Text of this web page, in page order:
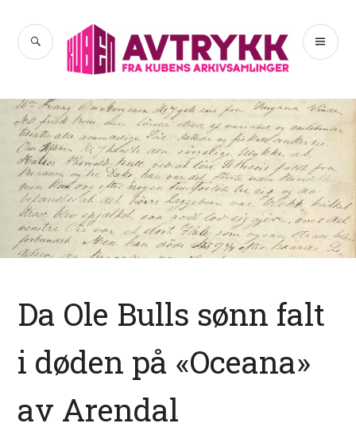
innhold
Avtrykk
SØK
Da Ole Bulls sønn falt
i døden på «Oceana»
av Arendal